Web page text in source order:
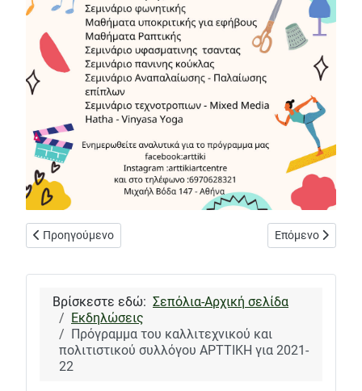
Προηγούμενο άρθρο: Παζάρι δίσκων βινυλίου - Δημοτική
Προηγούμενο Επόμενο άρθρο:
Επόμενο
Βρίσκεστε εδώ: Σεπόλια-Αρχική σελίδα
Εκδηλώσεις
Πρόγραμμα του καλλιτεχνικού και
πολιτιστικού συλλόγου ΑΡΤΤΙΚΗ για 2021-
22